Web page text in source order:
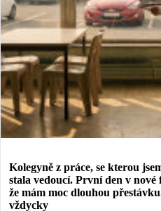
Kolegyně z práce, se kterou
stala vedoucí. První den v
že mám moc dlouhou
vždycky